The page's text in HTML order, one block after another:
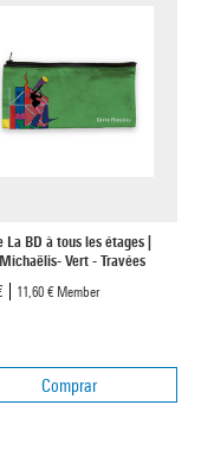
La BD à tous les étages |
Vert - Travées
11,60 € Member
Comprar